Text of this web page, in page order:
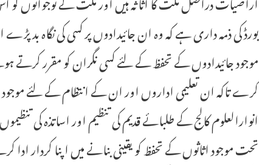
بورڈ کی ذمہ داری ہے کہ وہ ان جائیدادوں پر کسی کی نگاہ
موجود جائیدادوں کے تحفظ کے لئے کسی نگران کو مقرر
کرے تاکہ ان تعلیمی اداروں اور ان کے انتظام کے لئے موجود
انوارالعلوم کالج کے طلبائے قدیم کی تنظیم اور اساتذہ کی
تحت موجود اثاثوں کے تحفظ کو یقینی بنانے میں اپنا کردار